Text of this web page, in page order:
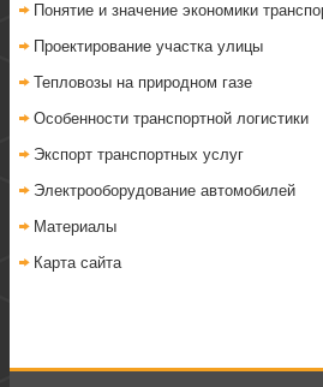
Понятие и значение экономики
Проектирование участка улицы
Тепловозы на природном газе
Особенности транспортной логистики
Экспорт транспортных услуг
Электрооборудование автомобилей
Материалы
Карта сайта